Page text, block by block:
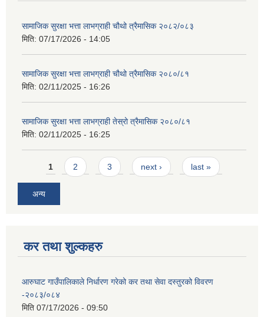
सामाजिक सुरक्षा भत्ता लाभग्राही चौथो त्रैमासिक २०८२/०८३
मिति: 07/17/2026 - 14:05
सामाजिक सुरक्षा भत्ता लाभग्राही चौथो त्रैमासिक २०८०/८१
मिति: 02/11/2025 - 16:26
सामाजिक सुरक्षा भत्ता लाभग्राही तेस्रो त्रैमासिक २०८०/८१
मिति: 02/11/2025 - 16:25
Pages
1 2 3 next › last »
अन्य
कर तथा शुल्कहरु
आरुघाट गाउँपालिकाले निर्धारण गरेको कर तथा सेवा दस्तुरको विवरण
-२०८३/०८४
मिति 07/17/2026 - 09:50